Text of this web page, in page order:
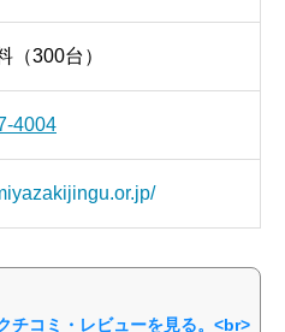
300台）
4004